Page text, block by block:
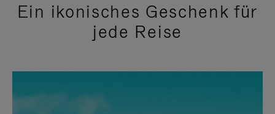
Ein ikonisches Geschenk für
jede Reise